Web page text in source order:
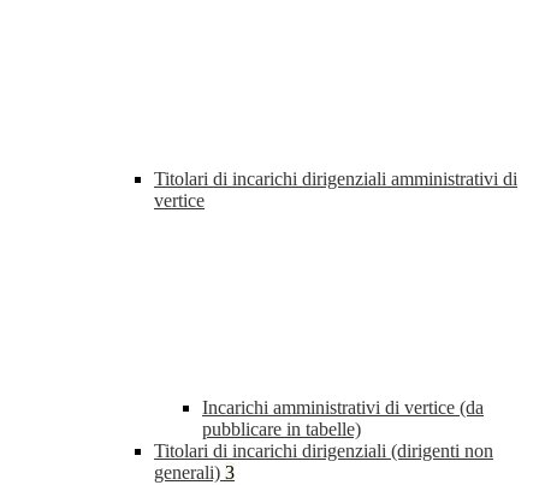
Titolari di incarichi dirigenziali amministrativi di
vertice
Incarichi amministrativi di vertice (da
pubblicare in tabelle)
Titolari di incarichi dirigenziali (dirigenti non
generali) 3